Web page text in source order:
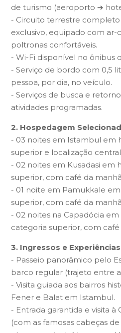
de turismo (aeroporto ➔
- Circuito terrestre
exclusivo, equipado com ar-
poltronas confortáveis.
- Wi-Fi disponível no ônibus
- Serviço de bordo com 0,5
pessoa, por dia, no veículo.
- Serviços de busca e
atividades programadas.
2. Hospedagem
- 03 noites em Istambul em
superior e localização
- 02 noites em Kusadasi em
superior, com café da
- 01 noite em Pamukkale
superior, com café da
- 02 noites na Capadócia
categoria superior, com
3. Ingressos e
- Passeio panorâmico pelo
barco regular (trajeto entre a
- Visita guiada aos bairros
Fener e Balat em Istambul.
- Entrada garantida e visita à
(com as famosas cabeças